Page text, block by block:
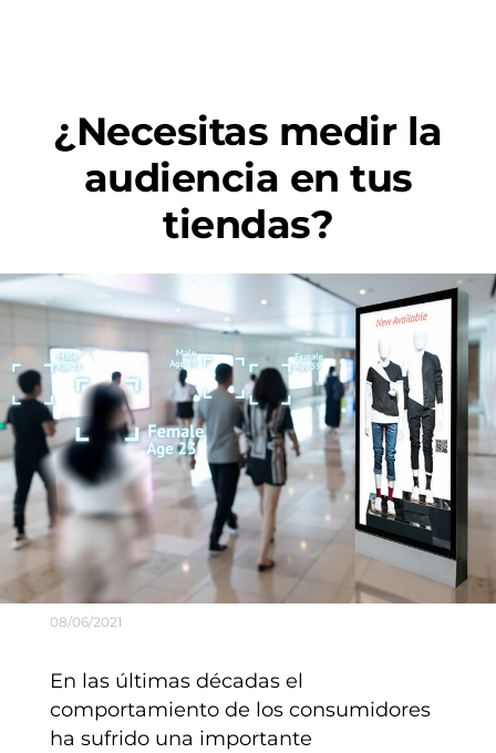
¿Necesitas medir la
audiencia en tus
tiendas?
08/06/2021
En las últimas décadas el
comportamiento de los consumidores
ha sufrido una importante